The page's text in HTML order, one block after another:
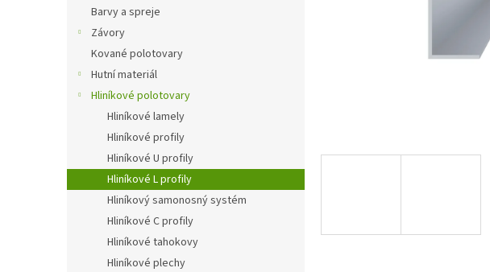
Barvy a spreje
Závory
Kované polotovary
Hutní materiál
Hliníkové polotovary
Hliníkové lamely
Hliníkové profily
Hliníkové U profily
Hliníkové L profily
Hliníkový samonosný systém
Hliníkové C profily
Hliníkové tahokovy
Hliníkové plechy